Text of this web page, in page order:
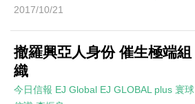
2017/10/21
撤羅興亞人身份 催生極端組
織
今日信報 EJ Global EJ GLOBAL plus 寰球